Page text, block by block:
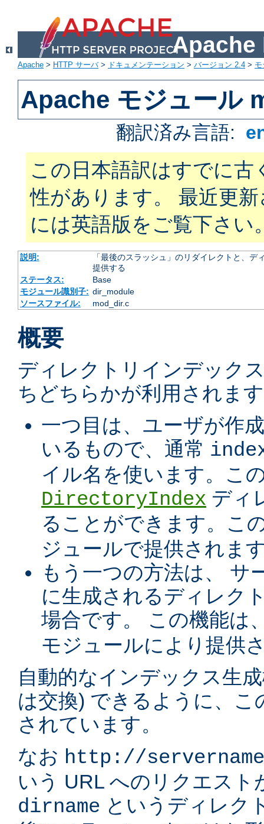
Apache
Apache > HTTP サーバ> ドキュメンテーション > バージョン 2.4 >
Apache モジュール
翻訳済み言語:
この日本語訳はすでに古
性があります。 最近更
には英語版をご覧下さい
説明:
「最後のスラッシュ」のリダイレクトと、
提供する
ステータス:
Base
モジュール識別子: dir_module
ソースファイル:
mod_dir.c
概要
ディレクトリインデック
ちどちらかが利用されま
一つ目は、ユーザが作
いるもので、通常
イル名を使います。こ
DirectoryIndex ディ
ることができます。こ
ジュールで提供されま
もう一つの方法は、 サ
に生成されるディレク
場合です。 この機能は
モジュールにより提供
自動的なインデックス生
は交換) できるように、こ
されています。
なお http://
いう URL へのリクエスト
dirname というディレク